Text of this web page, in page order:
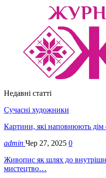
Недавні статті
Сучасні художники
Картини, які наповнюють дім
admin Чер 27, 2025 0
Живопис як шлях до
мистецтво…